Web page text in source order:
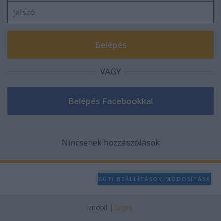
VAGY
Nincsenek hozzászólások
SÜTI BEÁLLÍTÁSOK MÓDOSÍTÁSA
mobil | teljes